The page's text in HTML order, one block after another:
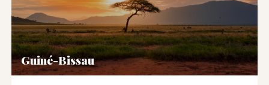
Guiné-Bissau